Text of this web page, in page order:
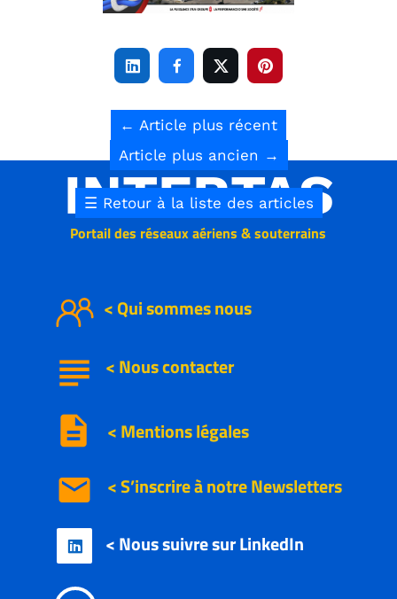
description
subject
email
INTERTAS
<Nouscontacter
< Nous suivre sur LinkedIn
< Qui sommes nous
< S’inscrire à notreNewsletters
< Mentions légales
Portail des réseaux aériens & souterrains

   
← Article plus récent
Article plus ancien →
☰ Retour à la liste des articles